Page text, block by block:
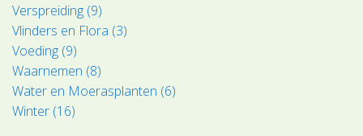
Verspreiding (9)
Vlinders en Flora (3)
Voeding (9)
Waarnemen (8)
Water en Moerasplanten (6)
Winter (16)